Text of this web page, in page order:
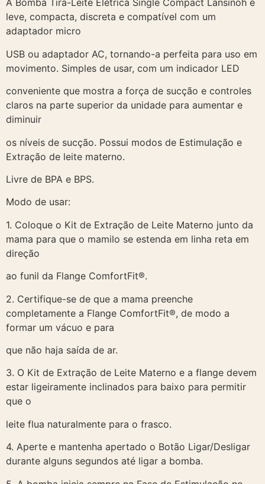
A Bomba Tira-Leite Elétrica Single Compact Lansinoh é
leve, compacta, discreta e compatível com um
adaptador micro
USB ou adaptador AC, tornando-a perfeita para uso em
movimento. Simples de usar, com um indicador LED
conveniente que mostra a força de sucção e controles
claros na parte superior da unidade para aumentar e
diminuir
os níveis de sucção. Possui modos de Estimulação e
Extração de leite materno.
Livre de BPA e BPS.
Modo de usar:
1. Coloque o Kit de Extração de Leite Materno junto da
mama para que o mamilo se estenda em linha reta em
direção
ao funil da Flange ComfortFit®.
2. Certifique-se de que a mama preenche
completamente a Flange ComfortFit®, de modo a
formar um vácuo e para
que não haja saída de ar.
3. O Kit de Extração de Leite Materno e a flange devem
estar ligeiramente inclinados para baixo para permitir
que o
leite flua naturalmente para o frasco.
4. Aperte e mantenha apertado o Botão Ligar/Desligar
durante alguns segundos até ligar a bomba.